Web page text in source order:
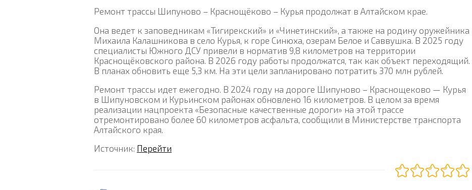
Ремонт трассы Шипуново – Краснощёково – Курья продолжат в Алтайском крае.
Она ведет к заповедникам «Тигирекский» и «Чинетинский», а также на родину оружейника
Михаила Калашникова в село Курья, к горе Синюха, озерам Белое и Саввушка. В 2025 году
специалисты Южного ДСУ привели в норматив 9,8 километров на территории
Краснощёковского района. В 2026 году работы продолжатся, так как объект переходящий.
В планах обновить еще 5,3 км. На эти цели запланировано потратить 370 млн рублей.
Ремонт трассы идет ежегодно. В 2024 году на дороге Шипуново – Краснощеково — Курья
в Шипуновском и Курьинском районах обновлено 16 километров. В целом за время
реализации нацпроекта «Безопасные качественные дороги» на этой трассе
отремонтировано более 60 километров асфальта, сообщили в Министерстве транспорта
Алтайского края.
Источник: Перейти